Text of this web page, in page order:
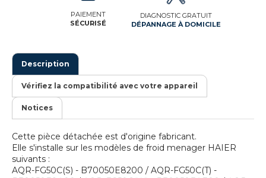
PAIEMENT
SÉCURISÉ
DIAGNOSTIC GRATUIT
DÉPANNAGE À DOMICILE
Description
Vérifiez la compatibilité avec votre appareil
Notices
Cette pièce détachée est d'origine fabricant.
Elle s'installe sur les modèles de froid menager HAIER
suivants :
AQR-FG50C(S) - B70050E8200 / AQR-FG50C(T) -